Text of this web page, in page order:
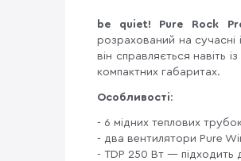
be quiet! Pure Rock
розрахований на
він справляється навіть
компактних габаритах.
Особливості:
- 6 мідних теплових
- два вентилятори Pure
- TDP 250 Вт — підходить